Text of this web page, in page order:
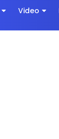
Video